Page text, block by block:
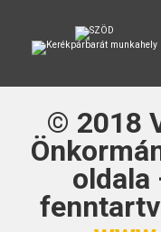
© 2018
oldala